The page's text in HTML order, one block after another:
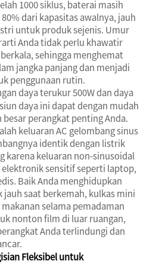
1000 siklus, baterai masih
dari kapasitas awalnya, jauh
untuk produk sejenis. Umur
Anda tidak perlu khawatir
sehingga menghemat
jangka panjang dan menjadi
penggunaan rutin.
daya terukur 500W dan daya
daya ini dapat dengan mudah
perangkat penting Anda.
keluaran AC gelombang sinus
identik dengan listrik
karena keluaran non-sinusoidal
sensitif seperti laptop,
Baik Anda menghidupkan
saat berkemah, kulkas mini
selama pemadaman
nonton film di luar ruangan,
Anda terlindungi dan
Fleksibel untuk